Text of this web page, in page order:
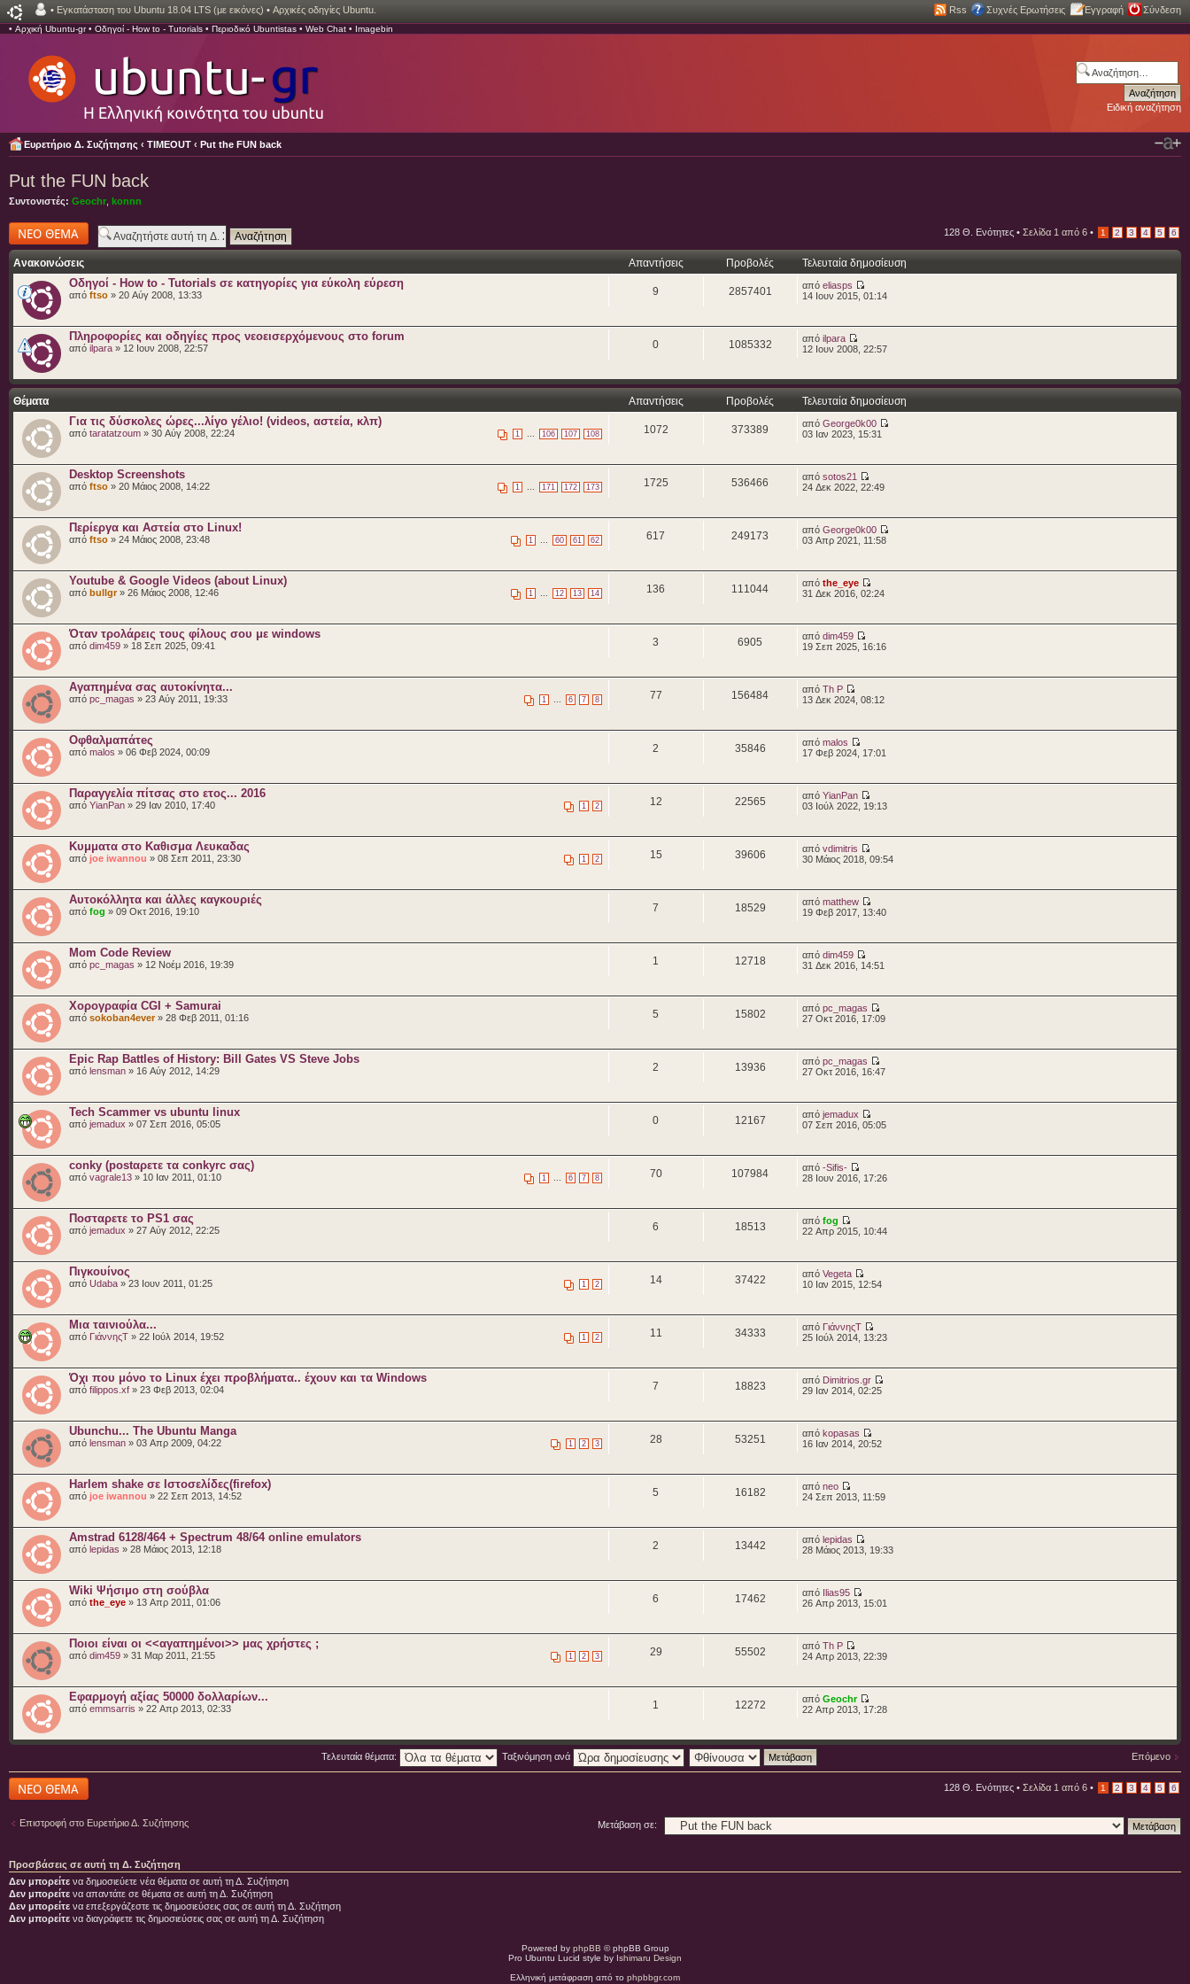
• Εγκατάσταση του Ubuntu 18.04 LTS (με εικόνες) • Αρχικές οδηγίες Ubuntu. Rss Συχνές Ερωτήσεις Εγγραφή Σύνδεση
• Αρχική Ubuntu-gr• Οδηγοί - How to - Tutorials • Περιοδικό Ubuntistas • Web Chat • Imagebin
Ειδική αναζήτηση
Ευρετήριο Δ. Συζήτησης ‹ TIMEOUT ‹ Put the FUN back
Put the FUN back
Συντονιστές: Geochr konnn
Δημιουργία νέου
θέματος
128 Θ. Ενότητες • Σελίδα 1 από 6 • 1 2 3 4 5 6
Ανακοινώσεις Απαντήσεις Προβολές Τελευταία δημοσίευση
Οδηγοί - How to - Tutorials σε κατηγορίες για εύκολη εύρεση
από ftso » 20 Αύγ 2008, 13:33 9 2857401 από eliasps
14 Ιουν 2015, 01:14
Πληροφορίες και οδηγίες προς νεοεισερχόμενους στο forum
από ilpara » 12 Ιουν 2008, 22:57 0 1085332 από ilpara
12 Ιουν 2008, 22:57
Θέματα Απαντήσεις Προβολές Τελευταία δημοσίευση
Για τις δύσκολες ώρες...λίγο γέλιο! (videos, αστεία, κλπ)
1 106 107 108
από taratatzoum » 30 Αύγ 2008, 22:24 1072 373389 από George0k00
03 Ιαν 2023, 15:31
Desktop Screenshots
1 171 172 173
από ftso » 20 Μάιος 2008, 14:22 1725 536466 από sotos21
24 Δεκ 2022, 22:49
Περίεργα και Αστεία στο Linux!
1 60 61 62
από ftso » 24 Μάιος 2008, 23:48 617 249173 από George0k00
03 Απρ 2021, 11:58
Youtube & Google Videos (about Linux)
1 12 13 14
από bullgr » 26 Μάιος 2008, 12:46 136 111044 από the_eye
31 Δεκ 2016, 02:24
Όταν τρολάρεις τους φίλους σου με windows
από dim459 » 18 Σεπ 2025, 09:41 3 6905 από dim459
19 Σεπ 2025, 16:16
Αγαπημένα σας αυτοκίνητα...
1 6 7 8
από pc_magas » 23 Αύγ 2011, 19:33 77 156484 από Th P
13 Δεκ 2024, 08:12
Οφθαλμαπάτeς
από malos » 06 Φεβ 2024, 00:09 2 35846 από malos
17 Φεβ 2024, 17:01
Παραγγελία πίτσας στο ετος... 2016
1 2
από YianPan » 29 Ιαν 2010, 17:40 12 22565 από YianPan
03 Ιούλ 2022, 19:13
Κυμματα στο Καθισμα Λευκαδας
1 2
από joe iwannou » 08 Σεπ 2011, 23:30 15 39606 από vdimitris
30 Μάιος 2018, 09:54
Αυτοκόλλητα και άλλες καγκουριές
από fog » 09 Οκτ 2016, 19:10 7 18529 από matthew
19 Φεβ 2017, 13:40
Mom Code Review
από pc_magas » 12 Νοέμ 2016, 19:39 1 12718 από dim459
31 Δεκ 2016, 14:51
Χορογραφία CGI + Samurai
από sokoban4ever » 28 Φεβ 2011, 01:16 5 15802 από pc_magas
27 Οκτ 2016, 17:09
Epic Rap Battles of History: Bill Gates VS Steve Jobs
από lensman » 16 Αύγ 2012, 14:29 2 13936 από pc_magas
27 Οκτ 2016, 16:47
Tech Scammer vs ubuntu linux
από jemadux » 07 Σεπ 2016, 05:05 0 12167 από jemadux
07 Σεπ 2016, 05:05
conky (postαρετε τα conkyrc σας)
1 6 7 8
από vagrale13 » 10 Ιαν 2011, 01:10 70 107984 από -Sifis-
28 Ιουν 2016, 17:26
Ποσταρετε το PS1 σας
από jemadux » 27 Αύγ 2012, 22:25 6 18513 από fog
22 Απρ 2015, 10:44
Πιγκουίνος
1 2
από Udaba » 23 Ιουν 2011, 01:25 14 37422 από Vegeta
10 Ιαν 2015, 12:54
Μια ταινιούλα...
1 2
από ΓιάννηςΤ » 22 Ιούλ 2014, 19:52 11 34333 από ΓιάννηςΤ
25 Ιούλ 2014, 13:23
Όχι που μόνο το Linux έχει προβλήματα.. έχουν και τα Windows
από filippos.xf » 23 Φεβ 2013, 02:04 7 18823 από Dimitrios.gr
29 Ιαν 2014, 02:25
Ubunchu... The Ubuntu Manga
1 2 3
από lensman » 03 Απρ 2009, 04:22 28 53251 από kopasas
16 Ιαν 2014, 20:52
Harlem shake σε Ιστοσελίδες(firefox)
από joe iwannou » 22 Σεπ 2013, 14:52 5 16182 από neo
24 Σεπ 2013, 11:59
Amstrad 6128/464 + Spectrum 48/64 online emulators
από lepidas » 28 Μάιος 2013, 12:18 2 13442 από lepidas
28 Μάιος 2013, 19:33
Wiki Ψήσιμο στη σούβλα
από the_eye » 13 Απρ 2011, 01:06 6 17462 από Ilias95
26 Απρ 2013, 15:01
Ποιοι είναι οι <<αγαπημένοι>> μας χρήστες ;
1 2 3
από dim459 » 31 Μαρ 2011, 21:55 29 55502 από Th P
24 Απρ 2013, 22:39
Εφαρμογή αξίας 50000 δολλαρίων...
από emmsarris » 22 Απρ 2013, 02:33 1 12272 από Geochr
22 Απρ 2013, 17:28
Επόμενο
Τελευταία θέματα: Ταξινόμηση ανά
Δημιουργία νέου
θέματος
128 Θ. Ενότητες • Σελίδα 1 από 6 • 1 2 3 4 5 6
Επιστροφή στο Ευρετήριο Δ. Συζήτησης Μετάβαση σε:
Προσβάσεις σε αυτή τη Δ. Συζήτηση
Δεν μπορείτε να δημοσιεύετε νέα θέματα σε αυτή τη Δ. Συζήτηση
Δεν μπορείτε να απαντάτε σε θέματα σε αυτή τη Δ. Συζήτηση
Δεν μπορείτε να επεξεργάζεστε τις δημοσιεύσεις σας σε αυτή τη Δ. Συζήτηση
Δεν μπορείτε να διαγράφετε τις δημοσιεύσεις σας σε αυτή τη Δ. Συζήτηση
Powered by phpBB © phpBB Group
Pro Ubuntu Lucid style by Ishimaru Design
Ελληνική μετάφραση από το phpbbgr.com